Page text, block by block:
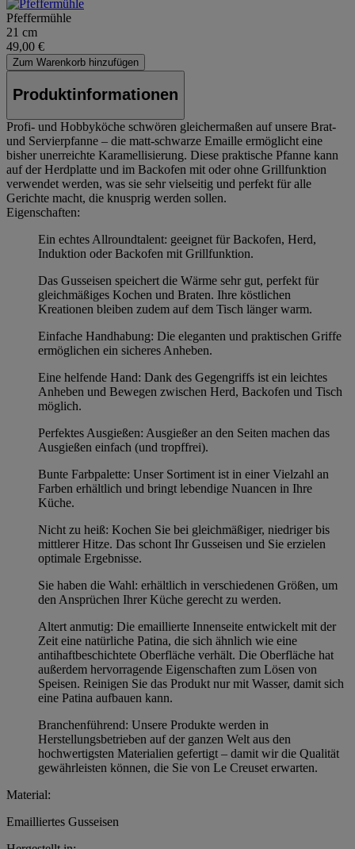
Pfeffermühle
21 cm
49,00 €
Zum Warenkorb hinzufügen
Produktinformationen
Profi- und Hobbyköche schwören gleichermaßen auf unsere Brat-
und Servierpfanne – die matt-schwarze Emaille ermöglicht eine
bisher unerreichte Karamellisierung. Diese praktische Pfanne kann
auf der Herdplatte und im Backofen mit oder ohne Grillfunktion
verwendet werden, was sie sehr vielseitig und perfekt für alle
Gerichte macht, die knusprig werden sollen.
Eigenschaften:
Ein echtes Allroundtalent: geeignet für Backofen, Herd,
Induktion oder Backofen mit Grillfunktion.
Das Gusseisen speichert die Wärme sehr gut, perfekt für
gleichmäßiges Kochen und Braten. Ihre köstlichen
Kreationen bleiben zudem auf dem Tisch länger warm.
Einfache Handhabung: Die eleganten und praktischen Griffe
ermöglichen ein sicheres Anheben.
Eine helfende Hand: Dank des Gegengriffs ist ein leichtes
Anheben und Bewegen zwischen Herd, Backofen und Tisch
möglich.
Perfektes Ausgießen: Ausgießer an den Seiten machen das
Ausgießen einfach (und tropffrei).
Bunte Farbpalette: Unser Sortiment ist in einer Vielzahl an
Farben erhältlich und bringt lebendige Nuancen in Ihre
Küche.
Nicht zu heiß: Kochen Sie bei gleichmäßiger, niedriger bis
mittlerer Hitze. Das schont Ihr Gusseisen und Sie erzielen
optimale Ergebnisse.
Sie haben die Wahl: erhältlich in verschiedenen Größen, um
den Ansprüchen Ihrer Küche gerecht zu werden.
Altert anmutig: Die emaillierte Innenseite entwickelt mit der
Zeit eine natürliche Patina, die sich ähnlich wie eine
antihaftbeschichtete Oberfläche verhält. Die Oberfläche hat
außerdem hervorragende Eigenschaften zum Lösen von
Speisen. Reinigen Sie das Produkt nur mit Wasser, damit sich
eine Patina aufbauen kann.
Branchenführend: Unsere Produkte werden in
Herstellungsbetrieben auf der ganzen Welt aus den
hochwertigsten Materialien gefertigt – damit wir die Qualität
gewährleisten können, die Sie von Le Creuset erwarten.
Material:
Emailliertes Gusseisen